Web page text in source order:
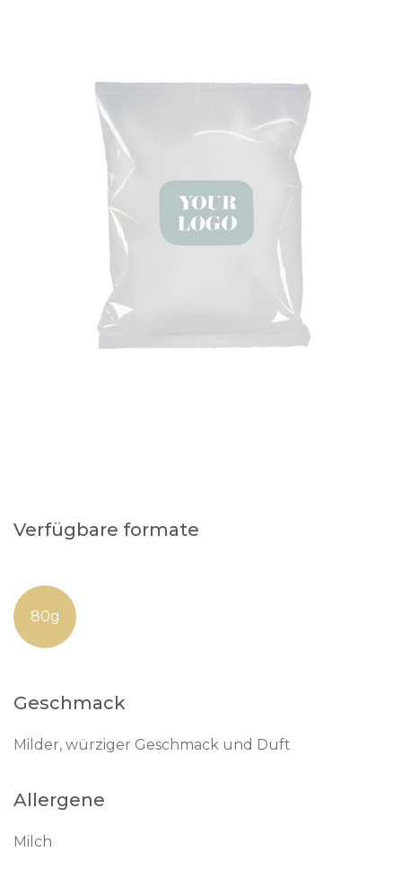
Verfügbare formate
80g
Geschmack
Milder, würziger Geschmack und Duft
Allergene
Milch